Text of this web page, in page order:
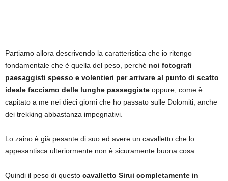
Partiamo allora descrivendo la caratteristica che io ritengo
fondamentale che è quella del peso, perché noi fotografi
paesaggisti spesso e volentieri per arrivare al punto di scatto
ideale facciamo delle lunghe passeggiate oppure, come è
capitato a me nei dieci giorni che ho passato sulle Dolomiti, anche
dei trekking abbastanza impegnativi.
Lo zaino è già pesante di suo ed avere un cavalletto che lo
appesantisca ulteriormente non è sicuramente buona cosa.
Quindi il peso di questo cavalletto Sirui completamente in